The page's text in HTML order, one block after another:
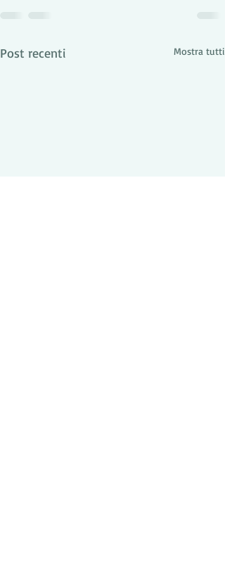
Post recenti Mostra tutti